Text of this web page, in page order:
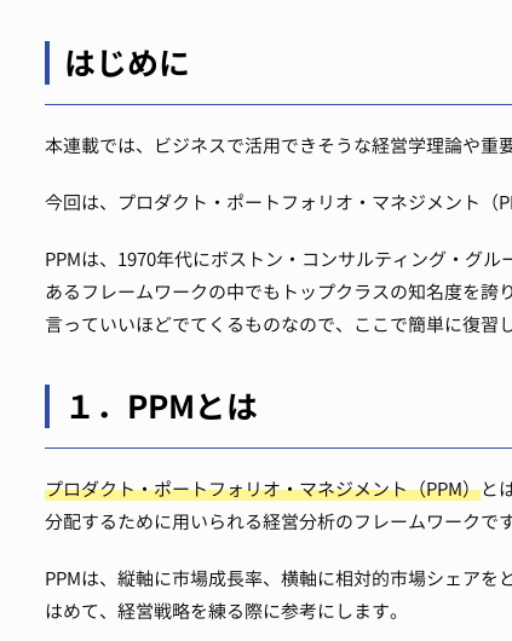
はじめに
本連載では、ビジネスで活用できそうな経営学理論や重
今回は、プロダクト・ポートフォリオ・マネジメント（
PPMは、1970年代にボストン・コンサルティング・グ
あるフレームワークの中でもトップクラスの知名度を誇
言っていいほどでてくるものなので、ここで簡単に復習
１．PPMとは
プロダクト・ポートフォリオ・マネジメント（PPM）と
分配するために用いられる経営分析のフレームワークです
PPMは、縦軸に市場成長率、横軸に相対的市場シェア
はめて、経営戦略を練る際に参考にします。